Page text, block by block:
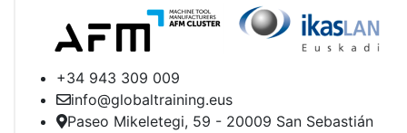
+34 943 309 009
info@globaltraining.eus​
Paseo Mikeletegi, 59 - 20009 San Sebastián